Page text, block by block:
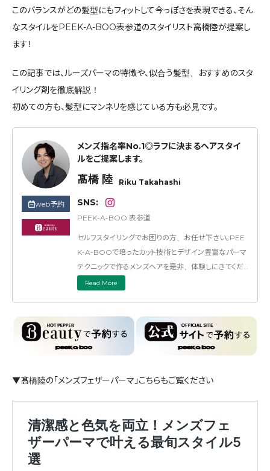
このバランスがどの髪型にもフィットして今っぽさを表現できる、そん
なスタイルをPEEK-A-BOO表参道のスタイリスト高橋陸が提案し
ます！
この記事では、ルーズパーマの特徴や、似合う髪型、おすすめのスタ
イリング剤を徹底解説！
初めての方も、髪型にマンネリを感じている方も必見です。
web予約
メンズ指名率No.1◎ラフに決まるヘアスタイ
ルをご提案します。
髙橋 陸 Riku Takahashi
SNS:
PEEK-A-BOO 表参道
セルフスタイリングでお困りの方、お任せ下さい。PEE
K-A-BOOで培ったカット技術とデザイン豊富なパーマ
テクニックで作るメンズヘアを是非、体験しにきてくだ
さい！
Read More
▼髙橋陸の「メンズフェザーパーマ」こちらもご覧ください